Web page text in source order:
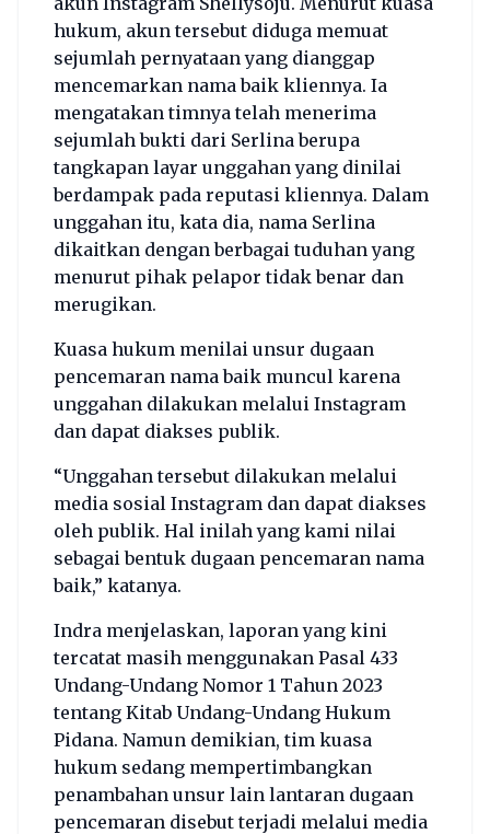
hukum, akun tersebut diduga memuat
sejumlah pernyataan yang dianggap
mencemarkan nama baik kliennya. Ia
mengatakan timnya telah menerima
sejumlah bukti dari Serlina berupa
tangkapan layar unggahan yang dinilai
berdampak pada reputasi kliennya. Dalam
unggahan itu, kata dia, nama Serlina
dikaitkan dengan berbagai tuduhan yang
menurut pihak pelapor tidak benar dan
merugikan.
Kuasa hukum menilai unsur dugaan
pencemaran nama baik muncul karena
unggahan dilakukan melalui Instagram
dan dapat diakses publik.
“Unggahan tersebut dilakukan melalui
media sosial Instagram dan dapat diakses
oleh publik. Hal inilah yang kami nilai
sebagai bentuk dugaan pencemaran nama
baik,” katanya.
Indra menjelaskan, laporan yang kini
tercatat masih menggunakan Pasal 433
Undang-Undang Nomor 1 Tahun 2023
tentang Kitab Undang-Undang Hukum
Pidana. Namun demikian, tim kuasa
hukum sedang mempertimbangkan
penambahan unsur lain lantaran dugaan
pencemaran disebut terjadi melalui media